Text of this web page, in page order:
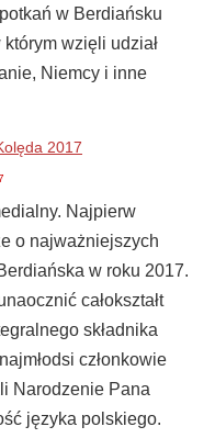
w Berdiańsku
wzięli udział
Niemcy i inne
Najpierw
o najważniejszych
w roku 2017.
całokształt
składnika
członkowie
Narodzenie Pana
języka polskiego.